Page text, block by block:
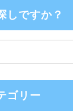
しですか？
ゴリー